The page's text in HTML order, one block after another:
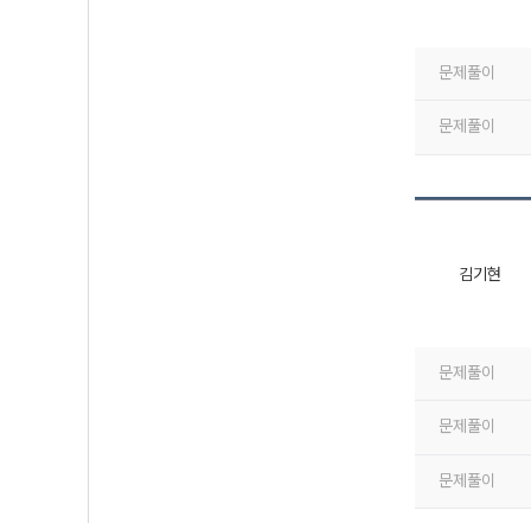
문제풀이
문제풀이
김기현
문제풀이
문제풀이
문제풀이